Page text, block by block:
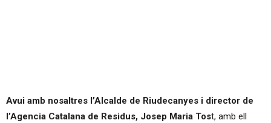
Avui amb nosaltres l’Alcalde de Riudecanyes i director de
l’Agencia Catalana de Residus, Josep Maria Tost, amb ell